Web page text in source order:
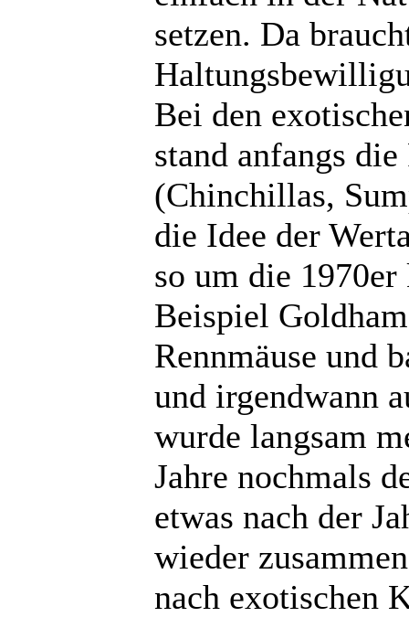
setzen. Da
Bei den
stand anfangs
(Chinchillas,
die Idee der
so um die
Beispiel
Rennmäuse und
und irgendwann
wurde langsam
Jahre nochmals
etwas nach der
wieder
nach exotischen